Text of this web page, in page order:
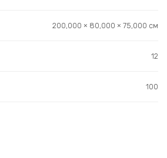
200,000 × 80,000 × 75,000 см
12
100